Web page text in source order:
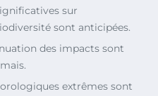
sur
sont anticipées.
des impacts sont
extrêmes sont